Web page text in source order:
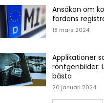
Ansökan om
fordons
18 mars 2024
Applikationer
röntgenbilder:
bästa
20 januari 2024